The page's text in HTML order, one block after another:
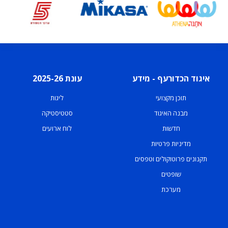
איגוד הכדורעף - מידע
תוכן מקצועי
מבנה האיגוד
חדשות
מדיניות פרטיות
תקנונים פרוטוקולים וטפסים
שופטים
מערכת
עונת 2025-26
ליגות
סטטיסטיקה
לוח ארועים